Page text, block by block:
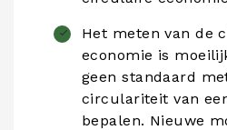
Het meten van de
economie is
geen standaard
circulariteit van
bepalen. Nieuwe